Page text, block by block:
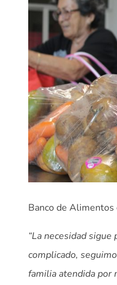
Banco de Alimentos
“La necesidad
complicado,
familia atendida por